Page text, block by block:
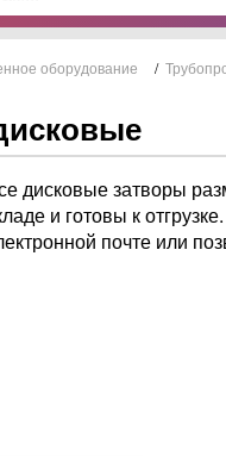
оборудование /
дисковые затворы
и готовы к
почте или